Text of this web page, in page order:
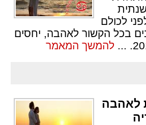
לכולם
בכל הקשור לאהבה, יחסים
... להמשך המאמר
לאהבה